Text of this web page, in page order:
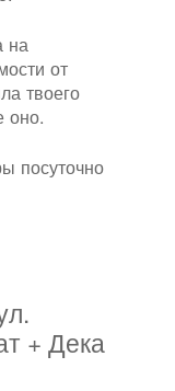
на
от
твоего
оно.
посуточно
+ Дека